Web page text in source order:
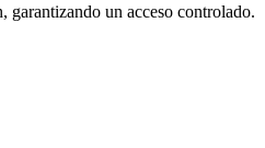
garantizando un acceso controlado.